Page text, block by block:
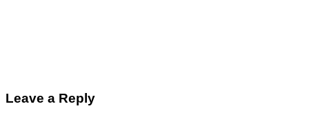
Leave a Reply